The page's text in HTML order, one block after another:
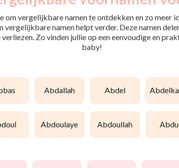
vergelijkbare namen te ontdekken en zo meer
vergelijkbare namen helpt verder. Deze namen
Zo vinden jullie op een eenvoudige en
baby!
abdallah abdel
abdoulaye abdoullah